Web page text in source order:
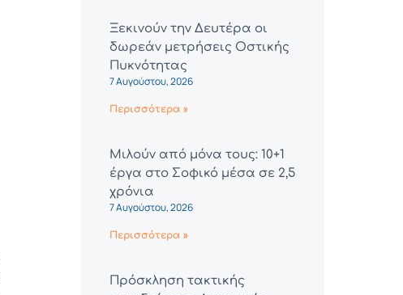
Ξεκινούν την Δευτέρα οι
δωρεάν μετρήσεις Οστικής
Πυκνότητας
7 Αυγούστου, 2026
Περισσότερα »
Μιλούν από μόνα τους: 10+1
έργα στο Σοφικό μέσα σε 2,5
χρόνια
7 Αυγούστου, 2026
Περισσότερα »
Πρόσκληση τακτικής